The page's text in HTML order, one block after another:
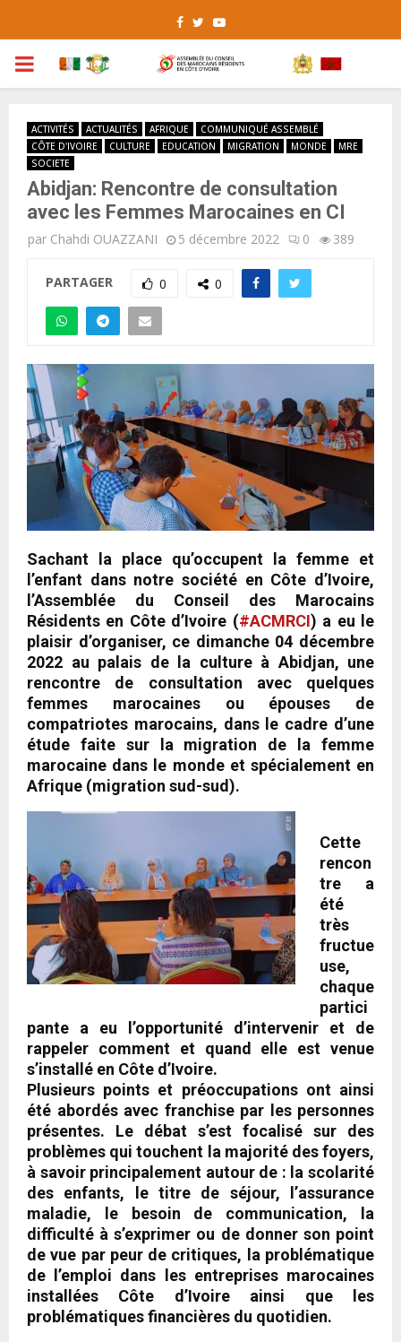
Facebook
TwitterYoutube
PRIMARY
ACTIVITÉS ACTUALITÉS AFRIQUE
COMMUNIQUÉ ASSEMBLÉ
CÔTE D'IVOIRE
CULTURE EDUCATION MIGRATION MONDE
MRE
SOCIETE
Abidjan: Rencontre de consultation
avec les Femmes Marocaines en CI
par Chahdi OUAZZANI 5 décembre 2022 0 389
PARTAGER 0 0
Sachant la place qu’occupent la femme et
l’enfant dans notre société en Côte d’Ivoire,
l’Assemblée du Conseil des Marocains
Résidents en Côte d’Ivoire (#ACMRCI) a eu le
plaisir d’organiser, ce dimanche 04 décembre
2022 au palais de la culture à Abidjan, une
rencontre de consultation avec quelques
femmes marocaines ou épouses de
compatriotes marocains, dans le cadre d’une
étude faite sur la migration de la femme
marocaine dans le monde et spécialement en
Afrique (migration sud-sud).
Cette
rencon
tre a
été
très
fructue
use,
chaque
partici
pante a eu l’opportunité d’intervenir et de
rappeler comment et quand elle est venue
s’installé en Côte d’Ivoire.
Plusieurs points et préoccupations ont ainsi
été abordés avec franchise par les personnes
présentes. Le débat s’est focalisé sur des
problèmes qui touchent la majorité des foyers,
à savoir principalement autour de : la scolarité
des enfants, le titre de séjour, l’assurance
maladie, le besoin de communication, la
difficulté à s’exprimer ou de donner son point
de vue par peur de critiques, la problématique
de l’emploi dans les entreprises marocaines
installées Côte d’Ivoire ainsi que les
problématiques financières du quotidien.